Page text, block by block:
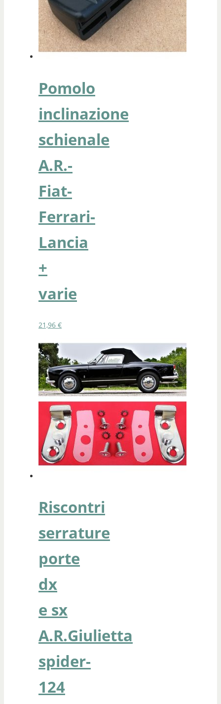
Pomolo
inclinazione
schienale
A.R.-
Fiat-
Ferrari-
Lancia
+
varie
21,96 €
Riscontri
serrature
porte
dx
e sx
A.R.Giulietta
spider-
124